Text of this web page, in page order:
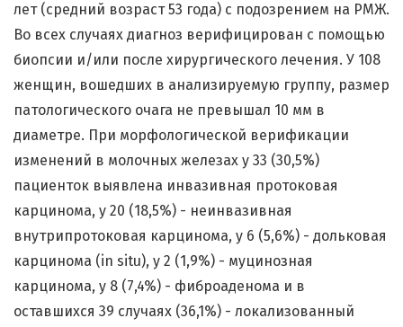
лет (средний возраст 53 года) с подозрением на РМЖ.
Во всех случаях диагноз верифицирован с помощью
биопсии и/или после хирургического лечения. У 108
женщин, вошедших в анализируемую группу, размер
патологического очага не превышал 10 мм в
диаметре. При морфологической верификации
изменений в молочных железах у 33 (30,5%)
пациенток выявлена инвазивная протоковая
карцинома, у 20 (18,5%) - неинвазивная
внутрипротоковая карцинома, у 6 (5,6%) - дольковая
карцинома (in situ), у 2 (1,9%) - муцинозная
карцинома, у 8 (7,4%) - фиброаденома и в
оставшихся 39 случаях (36,1%) - локализованный